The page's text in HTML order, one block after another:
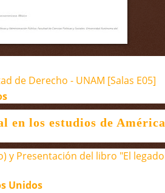
de Derecho - UNAM [Salas E05]
en los estudios de América
y Presentación del libro "El legado
Unidos